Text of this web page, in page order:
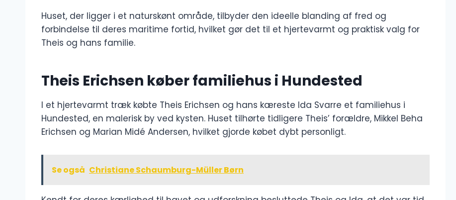
Huset, der ligger i et naturskønt område, tilbyder den ideelle blanding af fred og
forbindelse til deres maritime fortid, hvilket gør det til et hjertevarmt og praktisk valg for
Theis og hans familie.
Theis Erichsen køber familiehus i Hundested
I et hjertevarmt træk købte Theis Erichsen og hans kæreste Ida Svarre et familiehus i
Hundested, en malerisk by ved kysten. Huset tilhørte tidligere Theis’ forældre, Mikkel Beha
Erichsen og Marian Midé Andersen, hvilket gjorde købet dybt personligt.
Se også Christiane Schaumburg-Müller Børn